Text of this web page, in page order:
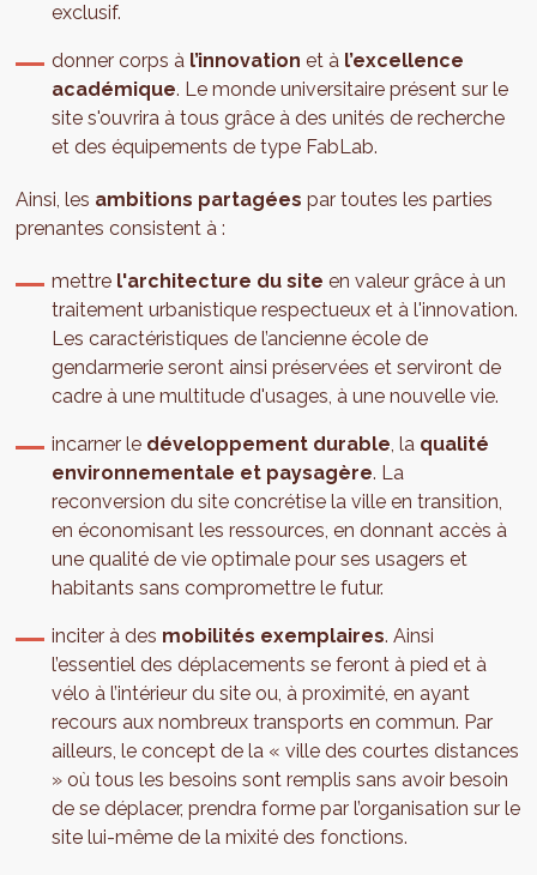
exclusif.
donner corps à l’innovation et à l’excellence
académique. Le monde universitaire présent sur le
site s'ouvrira à tous grâce à des unités de recherche
et des équipements de type FabLab.
Ainsi, les ambitions partagées par toutes les parties
prenantes consistent à :
mettre l'architecture du site en valeur grâce à un
traitement urbanistique respectueux et à l'innovation.
Les caractéristiques de l’ancienne école de
gendarmerie seront ainsi préservées et serviront de
cadre à une multitude d'usages, à une nouvelle vie.
incarner le développement durable, la qualité
environnementale et paysagère. La
reconversion du site concrétise la ville en transition,
en économisant les ressources, en donnant accès à
une qualité de vie optimale pour ses usagers et
habitants sans compromettre le futur.
inciter à des mobilités exemplaires. Ainsi
l’essentiel des déplacements se feront à pied et à
vélo à l’intérieur du site ou, à proximité, en ayant
recours aux nombreux transports en commun. Par
ailleurs, le concept de la « ville des courtes distances
» où tous les besoins sont remplis sans avoir besoin
de se déplacer, prendra forme par l’organisation sur le
site lui-même de la mixité des fonctions.